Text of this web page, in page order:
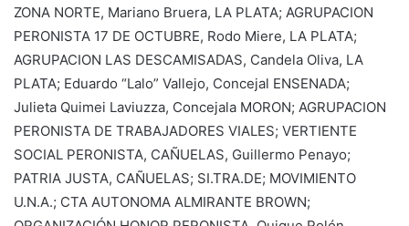
ZONA NORTE, Mariano Bruera, LA PLATA; AGRUPACION
PERONISTA 17 DE OCTUBRE, Rodo Miere, LA PLATA;
AGRUPACION LAS DESCAMISADAS, Candela Oliva, LA
PLATA; Eduardo “Lalo” Vallejo, Concejal ENSENADA;
Julieta Quimei Laviuzza, Concejala MORON; AGRUPACION
PERONISTA DE TRABAJADORES VIALES; VERTIENTE
SOCIAL PERONISTA, CAÑUELAS, Guillermo Penayo;
PATRIA JUSTA, CAÑUELAS; SI.TRA.DE; MOVIMIENTO
U.N.A.; CTA AUTONOMA ALMIRANTE BROWN;